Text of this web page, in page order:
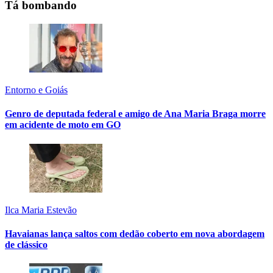
Tá bombando
Entorno e Goiás
Genro de deputada federal e amigo de Ana Maria Braga morre
em acidente de moto em GO
Ilca Maria Estevão
Havaianas lança saltos com dedão coberto em nova abordagem
de clássico